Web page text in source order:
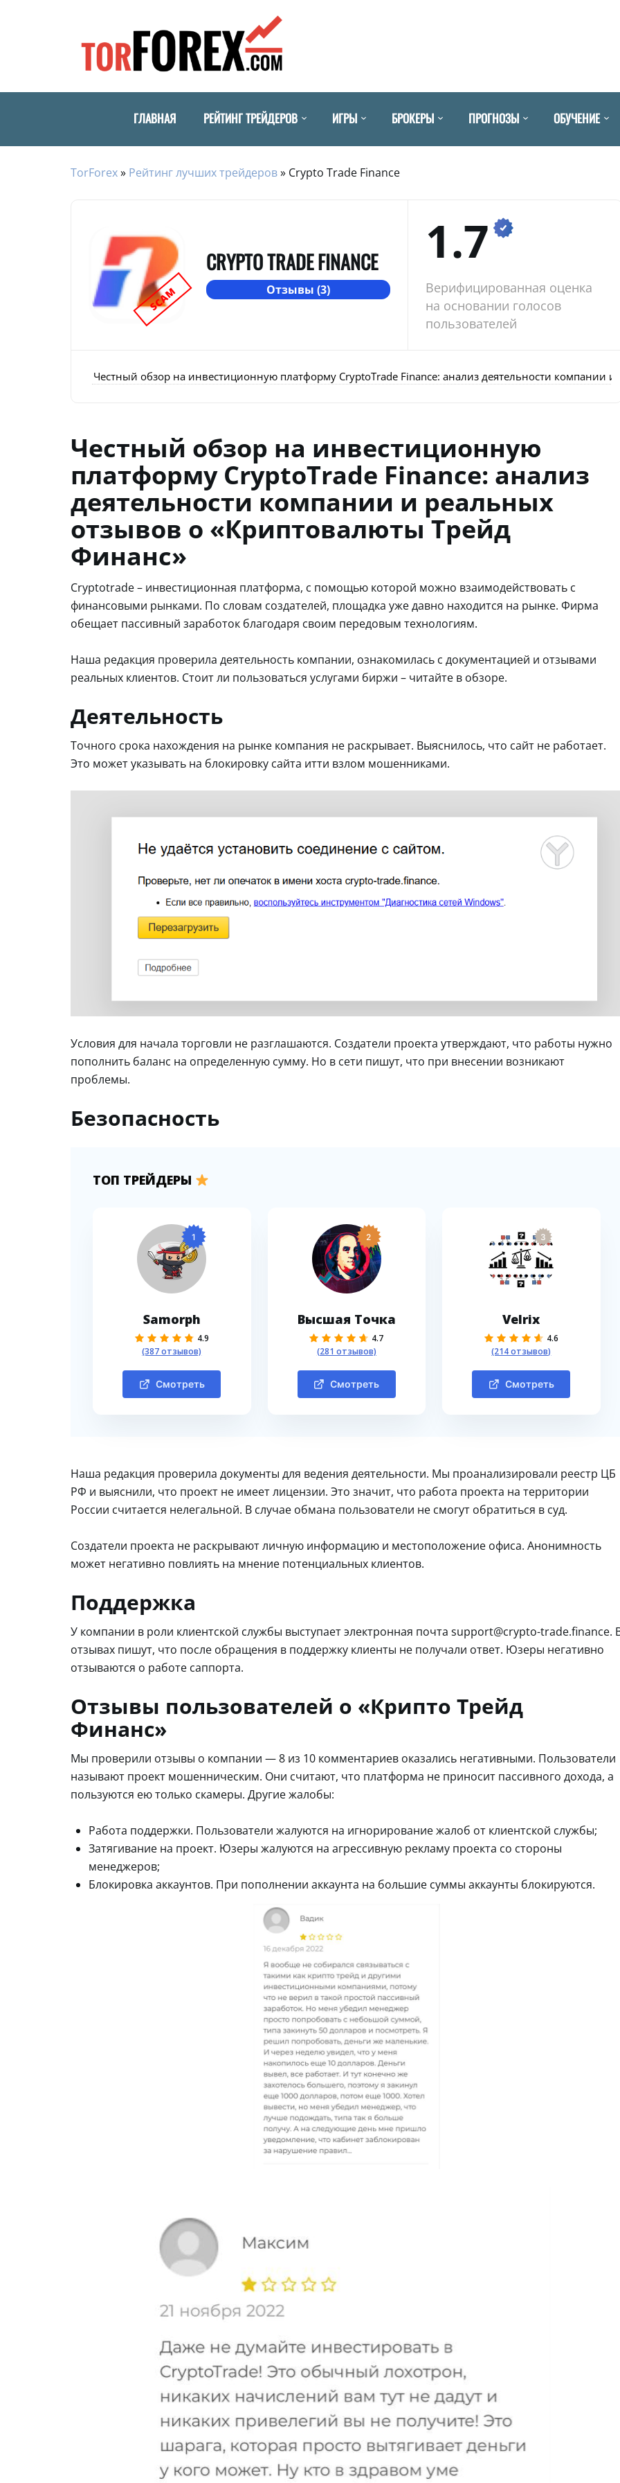
ГЛАВНАЯ РЕЙТИНГ ТРЕЙДЕРОВ ИГРЫ БРОКЕРЫ ПРОГНОЗЫ ОБУЧЕНИЕ
TorForex» Рейтинг лучших трейдеров» Crypto Trade Finance
SCAM
CRYPTO TRADE FINANCE
Отзывы (3)
1.7
Верифицированная оценка
на основании голосов
пользователей
Честный обзор на инвестиционную платформу CryptoTrade Finance: анализ деятельности компании
Честный обзор на инвестиционную
платформу CryptoTrade Finance: анализ
деятельности компании и реальных
отзывов о «Криптовалюты Трейд
Финанс»
Cryptotrade – инвестиционная платформа, с помощью которой можно взаимодействовать с
финансовыми рынками. По словам создателей, площадка уже давно находится на рынке. Фирма
обещает пассивный заработок благодаря своим передовым технологиям.
Наша редакция проверила деятельность компании, ознакомилась с документацией и отзывами
реальных клиентов. Стоит ли пользоваться услугами биржи – читайте в обзоре.
Деятельность
Точного срока нахождения на рынке компания не раскрывает. Выяснилось, что сайт не работает.
Это может указывать на блокировку сайта итти взлом мошенниками.
Условия для начала торговли не разглашаются. Создатели проекта утверждают, что работы нужно
пополнить баланс на определенную сумму. Но в сети пишут, что при внесении возникают
проблемы.
Безопасность
ТОП ТРЕЙДЕРЫ
1
Samorph
4.9
(387 отзывов)
Смотреть
2
Высшая Точка
4.7
(281 отзывов)
Смотреть
3
Velrix
4.6
(214 отзывов)
Смотреть
Наша редакция проверила документы для ведения деятельности. Мы проанализировали реестр ЦБ
РФ и выяснили, что проект не имеет лицензии. Это значит, что работа проекта на территории
России считается нелегальной. В случае обмана пользователи не смогут обратиться в суд.
Создатели проекта не раскрывают личную информацию и местоположение офиса. Анонимность
может негативно повлиять на мнение потенциальных клиентов.
Поддержка
У компании в роли клиентской службы выступает электронная почта support@crypto-trade.finance.
отзывах пишут, что после обращения в поддержку клиенты не получали ответ. Юзеры негативно
отзываются о работе саппорта.
Отзывы пользователей о «Крипто Трейд
Финанс»
Мы проверили отзывы о компании — 8 из 10 комментариев оказались негативными. Пользователи
называют проект мошенническим. Они считают, что платформа не приносит пассивного дохода, а
пользуются ею только скамеры. Другие жалобы:
Работа поддержки. Пользователи жалуются на игнорирование жалоб от клиентской службы;
Затягивание на проект. Юзеры жалуются на агрессивную рекламу проекта со стороны
менеджеров;
Блокировка аккаунтов. При пополнении аккаунта на большие суммы аккаунты блокируются.